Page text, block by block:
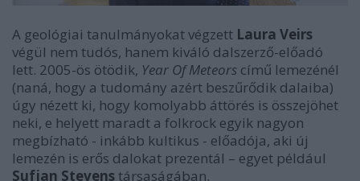
A geológiai tanulmányokat végzett Laura Veirs
végül nem tudós, hanem kiváló dalszerző-előadó
lett. 2005-ös ötödik, Year Of Meteors című lemezénél
(naná, hogy a tudomány azért beszűrődik dalaiba)
úgy nézett ki, hogy komolyabb áttörés is összejöhet
neki, e helyett maradt a folkrock egyik nagyon
megbízható - inkább kultikus - előadója, aki új
lemezén is erős dalokat prezentál – egyet például
Sufjan Stevens társaságában.